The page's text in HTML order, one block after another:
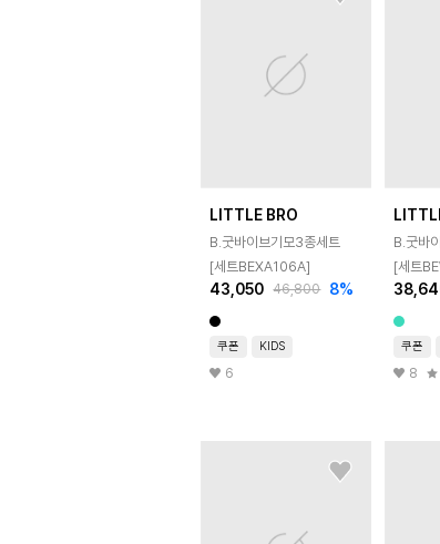
LITTLE BRO
B.굿바이브기모3종세트
[세트BEXA106A]
43,050 46,800 8%
쿠폰 KIDS
6
B.굿바
[세트
쿠폰
8